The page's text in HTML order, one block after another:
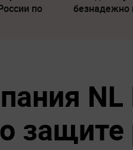
по
безнадежно
NL
защите